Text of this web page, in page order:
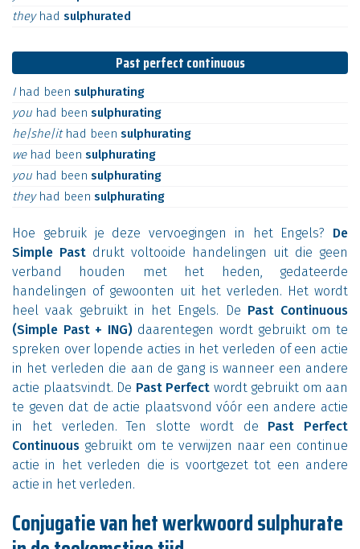
they had sulphurated
Past perfect continuous
I had been sulphurating
you had been sulphurating
he|she|it had been sulphurating
we had been sulphurating
you had been sulphurating
they had been sulphurating
Hoe gebruik je deze vervoegingen in het Engels? De
Simple Past drukt voltooide handelingen uit die geen
verband houden met het heden, gedateerde
handelingen of gewoonten uit het verleden. Het wordt
heel vaak gebruikt in het Engels. De Past Continuous
(Simple Past + ING)daarentegen wordt gebruikt om te
spreken over lopende acties in het verleden of een actie
in het verleden die aan de gang is wanneer een andere
actie plaatsvindt. De Past Perfect wordt gebruikt om aan
te geven dat de actie plaatsvond vóór een andere actie
in het verleden. Ten slotte wordt de Past Perfect
Continuous gebruikt om te verwijzen naar een continue
actie in het verleden die is voortgezet tot een andere
actie in het verleden.
Conjugatie van het werkwoord sulphurate